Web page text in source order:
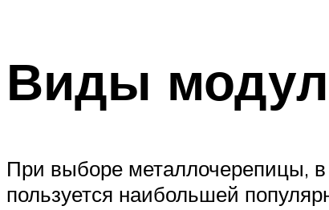
Виды
При выборе металлочерепицы,
пользуется наибольшей